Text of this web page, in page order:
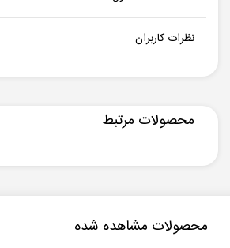
نظرات کاربران
محصولات مرتبط
محصولات مشاهده شده